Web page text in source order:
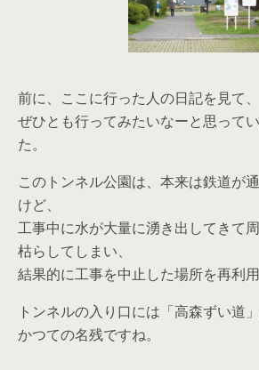
前に、ここに行った人の日記を見て、
ぜひとも行ってみたいなーと思って
た。
このトンネル公園は、本来は鉄道が
けど、
工事中に水が大量に湧き出してきて
枯らしてしまい、
結果的に工事を中止した場所を再利
トンネルの入り口には「高森ずい道
かつての名残ですね。